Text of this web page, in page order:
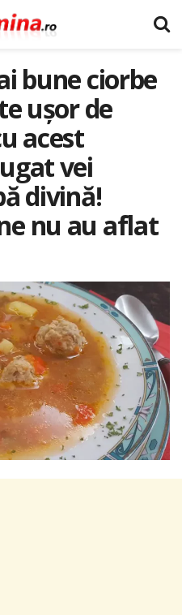
bune ciorbe
ușor de
acest
vei
divină!
nu au aflat